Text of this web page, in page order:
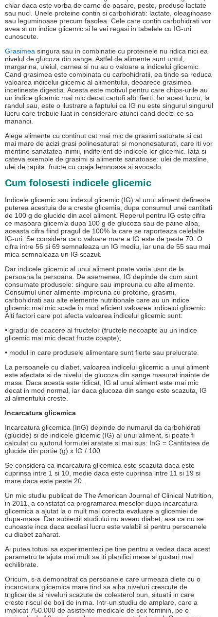
chiar daca este vorba de carne de pasare, peste, produse lactate
sau nuci. Unele proteine contin si carbohidrati: lactate, oleaginoase
sau leguminoase precum fasolea. Cele care contin carbohidrati vor
avea si un indice glicemic si le vei regasi in tabelele cu IG-uri
cunoscute.
Grasimea singura sau in combinatie cu proteinele nu ridica nici ea
nivelul de glucoza din sange. Astfel de alimente sunt untul,
margarina, uleiul, carnea si nu au o valoare a indicelui glicemic.
Cand grasimea este combinata cu carbohidratii, ea tinde sa reduca
valoarea indicelui glicemic al alimentului, deoarece grasimea
incetineste digestia. Acesta este motivul pentru care chips-urile au
un indice glicemic mai mic decat cartofi albi fierti. Iar acest lucru, la
randul sau, este o ilustrare a faptului ca IG nu este singurul singurul
lucru care trebuie luat in considerare atunci cand decizi ce sa
mananci.
Alege alimente cu continut cat mai mic de grasimi saturate si cat
mai mare de acizi grasi polinesaturati si mononesaturati, care iti vor
mentine sanatatea inimii, indiferent de indicele lor glicemic. Iata si
cateva exemple de grasimi si alimente sanatoase: ulei de masline,
ulei de rapita, fructe cu coaja lemnoasa si avocado.
Cum folosesti indicele glicemic
Indicele glicemic sau indexul glicemic (IG) al unui aliment defineste
puterea acestuia de a creste glicemia, dupa consumul unei cantitati
de 100 g de glucide din acel aliment. Reperul pentru IG este cifra
ce masoara glicemia dupa 100 g de glucoza sau de paine alba,
aceasta cifra fiind pragul de 100% la care se raporteaza celelalte
IG-uri. Se considera ca o valoare mare a IG este de peste 70. O
cifra intre 56 si 69 semnaleaza un IG mediu, iar una de 55 sau mai
mica semnaleaza un IG scazut.
Dar indicele glicemic al unui aliment poate varia usor de la
persoana la persoana. De asemenea, IG depinde de cum sunt
consumate produsele: singure sau impreuna cu alte alimente.
Consumul unor alimente impreuna cu proteine, grasimi,
carbohidrati sau alte elemente nutritionale care au un indice
glicemic mai mic scade in mod eficient valoarea indicelui glicemic.
Alti factori care pot afecta valoarea indicelui glicemic sunt:
• gradul de coacere al fructelor (fructele necoapte au un indice
glicemic mai mic decat fructe coapte);
• modul in care produsele alimentare sunt fierte sau prelucrate.
La persoanele cu diabet, valoarea indicelui glicemic a unui aliment
este afectata si de nivelul de glucoza din sange masurat inainte de
masa. Daca acesta este ridicat, IG al unui aliment este mai mic
decat in mod normal, iar daca glucoza din sange este scazuta, IG
al alimentului creste.
Incarcatura glicemica
Incarcatura glicemica (InG) depinde de numarul da carbohidrati
(glucide) si de indicele glicemic (IG) al unui aliment, si poate fi
calculat cu ajutorul formulei aratate si mai sus: InG = Cantitatea de
glucide din portie (g) x IG / 100
Se considera ca incarcatura glicemica este scazuta daca este
cuprinsa intre 1 si 10, medie daca este cuprinsa intre 11 si 19 si
mare daca este peste 20.
Un mic studiu publicat de The American Journal of Clinical Nutrition,
in 2011, a constatat ca programarea meselor dupa incarcatura
glicemica a ajutat la o mult mai corecta evaluare a glicemiei de
dupa-masa. Dar subiectii studiului nu aveau diabet, asa ca nu se
cunoaste inca daca acelasi lucru este valabil si pentru persoanele
cu diabet zaharat.
Ai putea totusi sa experimentezi pe tine pentru a vedea daca acest
parametru te ajuta mai mult sa iti planifici mese si gustari mai
echilibrate.
Oricum, s-a demonstrat ca persoanele care urmeaza diete cu o
incarcatura glicemica mare tind sa aiba niveluri crescute de
trigliceride si niveluri scazute de colesterol bun, situatii in care
creste riscul de boli de inima. Intr-un studiu de amplare, care a
implicat 750.000 de asistente medicale de sex feminin, pe o